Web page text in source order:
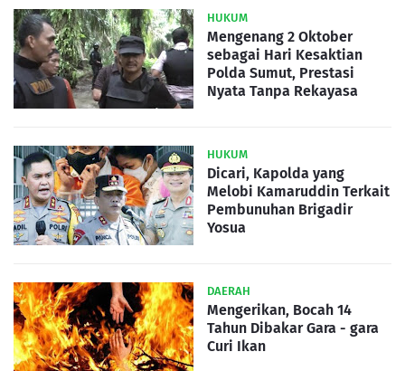
HUKUM
Mengenang 2 Oktober
sebagai Hari Kesaktian
Polda Sumut, Prestasi
Nyata Tanpa Rekayasa
HUKUM
Dicari, Kapolda yang
Melobi Kamaruddin Terkait
Pembunuhan Brigadir
Yosua
DAERAH
Mengerikan, Bocah 14
Tahun Dibakar Gara - gara
Curi Ikan